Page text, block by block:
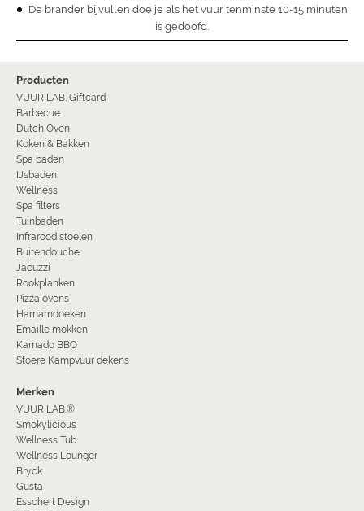
De brander bijvullen doe je als het vuur tenminste 10-15 minuten
is gedoofd.
Producten
VUUR LAB. Giftcard
Barbecue
Dutch Oven
Koken & Bakken
Spa baden
IJsbaden
Wellness
Spa filters
Tuinbaden
Infrarood stoelen
Buitendouche
Jacuzzi
Rookplanken
Pizza ovens
Hamamdoeken
Emaille mokken
Kamado BBQ
Stoere Kampvuur dekens
Merken
VUUR LAB.®
Smokylicious
Wellness Tub
Wellness Lounger
Bryck
Gusta
Esschert Design